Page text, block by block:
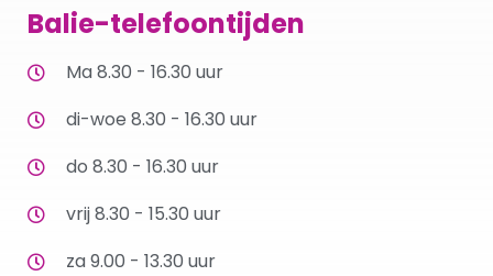
Balie-telefoontijden
Ma 8.30 - 16.30 uur
di-woe 8.30 - 16.30 uur
do 8.30 - 16.30 uur
vrij 8.30 - 15.30 uur
za 9.00 - 13.30 uur